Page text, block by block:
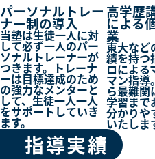
パーソナルトレー
ナー制の導入
当塾は生徒一人に対
して必ず一人のパー
ソナルトレーナーが
つきます。トレーナ
ーは目標達成のため
の強力なメンターと
して、生徒一人一人
をサポートしていき
ます。
高学歴
による
業
東大など
績を持つ
ロによる
マン指導
ら最難関
学習まで
分かりや
いたしま
指導実績